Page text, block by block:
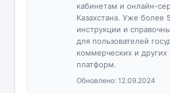
кабинетам и онлайн-
Казахстана. Уже более
инструкции и
для пользователей
коммерческих и других
платформ.
Обновлено: 12.09.2024